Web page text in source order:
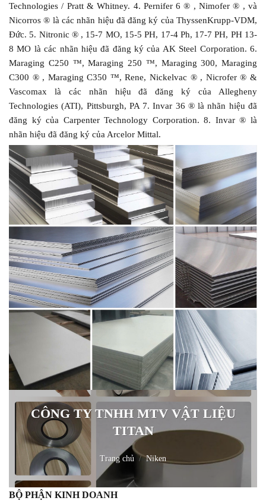
Technologies / Pratt & Whitney. 4. Pernifer 6 ® , Nimofer ® , và
Nicorros ® là các nhãn hiệu đã đăng ký của ThyssenKrupp-VDM,
Đức. 5. Nitronic ® , 15-7 MO, 15-5 PH, 17-4 Ph, 17-7 PH, PH 13-
8 MO là các nhãn hiệu đã đăng ký của AK Steel Corporation. 6.
Maraging C250 ™, Maraging 250 ™, Maraging 300, Maraging
C300 ® , Maraging C350 ™, Rene, Nickelvac ® , Nicrofer ® &
Vascomax là các nhãn hiệu đã đăng ký của Allegheny
Technologies (ATI), Pittsburgh, PA 7. Invar 36 ® là nhãn hiệu đã
đăng ký của Carpenter Technology Corporation. 8. Invar ® là
nhãn hiệu đã đăng ký của Arcelor Mittal.
CÔNG TY TNHH MTV VẬT LIỆU
TITAN
Trang chủ / Niken
BỘ PHẬN KINH DOANH